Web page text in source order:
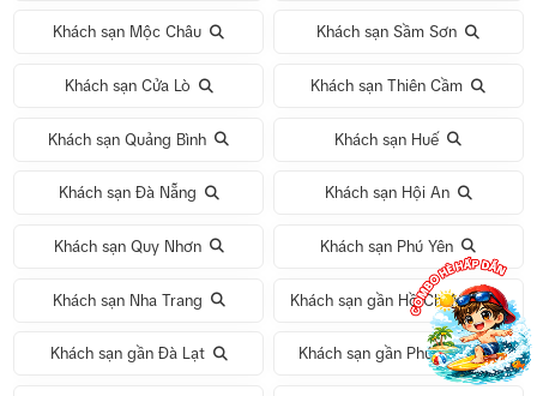
Khách sạn Mộc Châu Khách sạn Sầm Sơn
Khách sạn Cửa Lò Khách sạn Thiên Cầm
Khách sạn Quảng Bình Khách sạn Huế
Khách sạn Đà Nẵng Khách sạn Hội An
Khách sạn Quy Nhơn Khách sạn Phú Yên
Khách sạn Nha Trang Khách sạn gần Hồ Chí Minh
Khách sạn gần Đà Lạt Khách sạn gần Phú Quốc